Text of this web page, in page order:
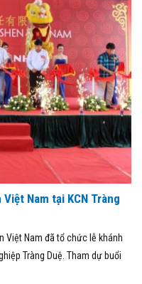
Nam tại KCN Tràng
Việt Nam đã tổ chức lễ khánh
Tràng Duệ. Tham dự buổi